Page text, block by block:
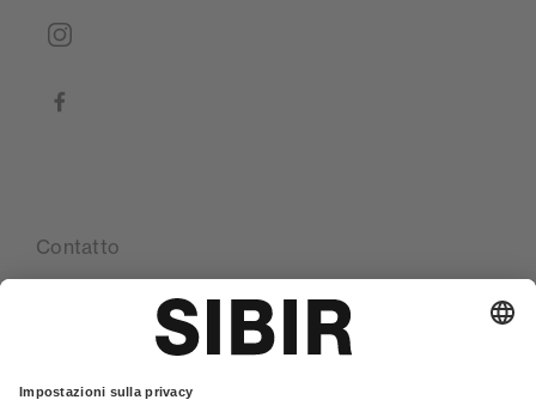
instagram
facebook
Contatto
Le nostre sedi